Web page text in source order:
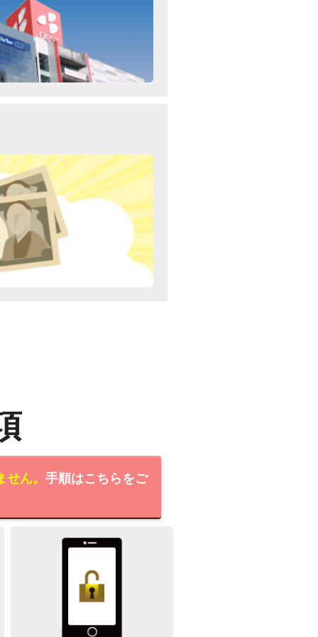
ん。 手順はこちらをご